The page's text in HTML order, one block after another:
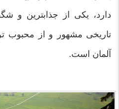
دارد، یکی از جذابترین و
تاریخی مشهور و از محبوب
آلمان است.